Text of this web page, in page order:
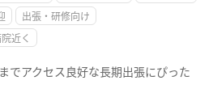
出張・研修向け
近く
でアクセス良好な長期出張にぴった